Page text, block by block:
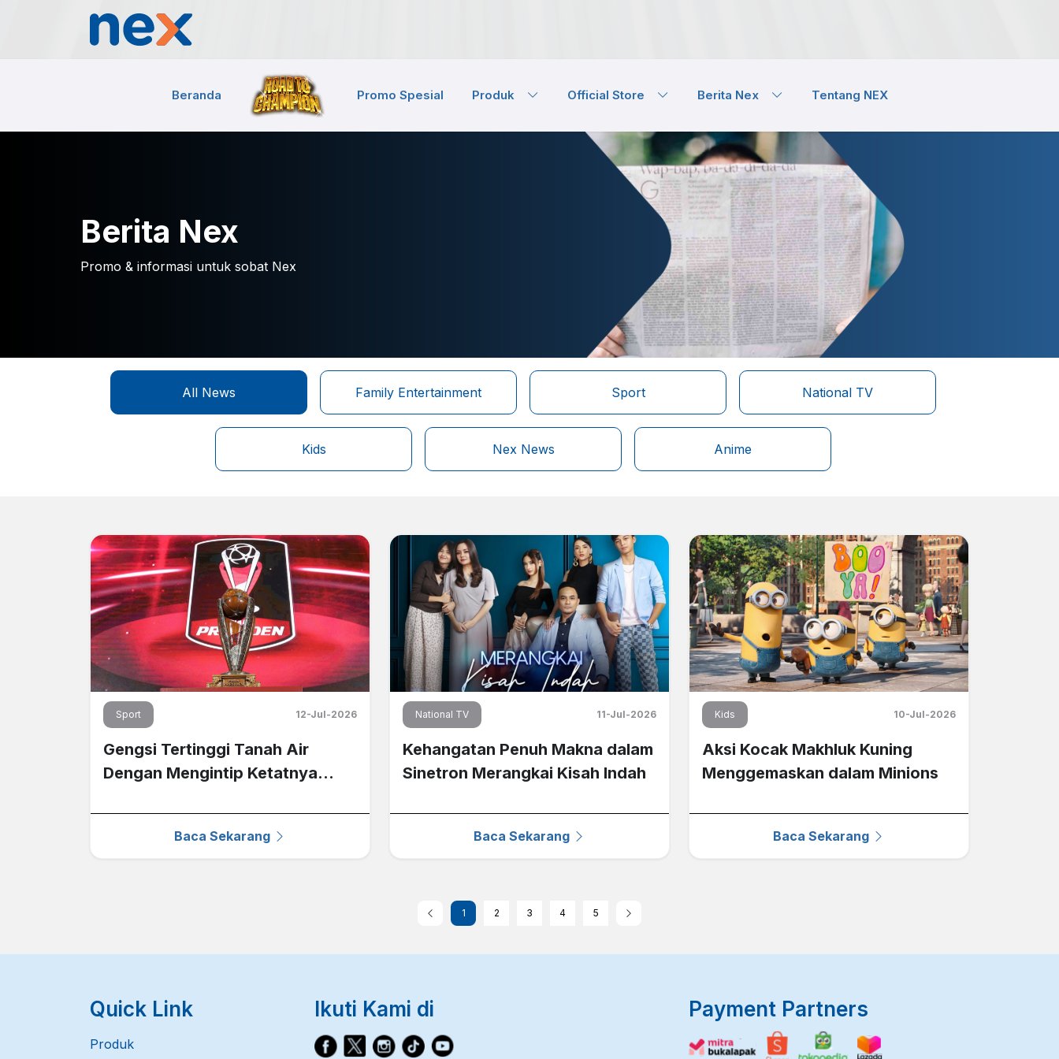
Beranda Promo Spesial Produk Official Store Berita Nex Tentang NEX
Berita Nex
Promo & informasi untuk sobat Nex
All News Family Entertainment Sport National TV
Kids Nex News Anime
Sport 12-Jul-2026
Gengsi Tertinggi Tanah Air
Dengan Mengintip Ketatnya
di Nex
Baca Sekarang
National TV 11-Jul-2026
Kehangatan Penuh Makna dalam
Sinetron Merangkai Kisah Indah
Baca Sekarang
Kids 10-Jul-2026
Aksi Kocak Makhluk Kuning
Menggemaskan dalam Minions
Baca Sekarang
1 2 3 4 5
Quick Link
Produk
Ikuti Kami di Payment Partners